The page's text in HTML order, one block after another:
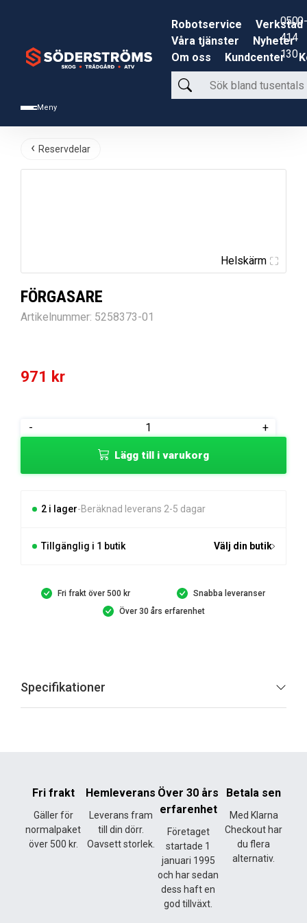
Meny
Robotservice
Verkstad
Våra tjänster
Nyheter
Om oss
Kundcenter
Sök
bland
produkter
0500-
414
130
Reservdelar
Helskärm
FÖRGASARE
Artikelnummer: 5258373-01
971 kr
-
FÖRGASARE
+
Lägg till i varukorg
2 i lager Beräknad leverans 2-5 dagar
Tillgänglig i 1 butik Välj din butik
Fri frakt över 500 kr
Snabba leveranser
Över 30 års erfarenhet
Specifikationer
Fri frakt
Gäller för
normalpaket
över 500 kr.
Hemleverans
Leverans fram
till din dörr.
Oavsett storlek.
Över 30 års
erfarenhet
Företaget
startade 1
januari 1995
och har sedan
dess haft en
god tillväxt.
Betala sen
Med Klarna
Checkout har
du flera
alternativ.